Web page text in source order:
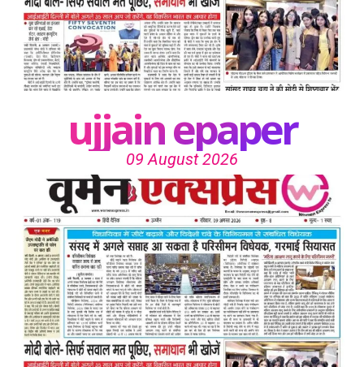
ujjain epaper
09 August 2026